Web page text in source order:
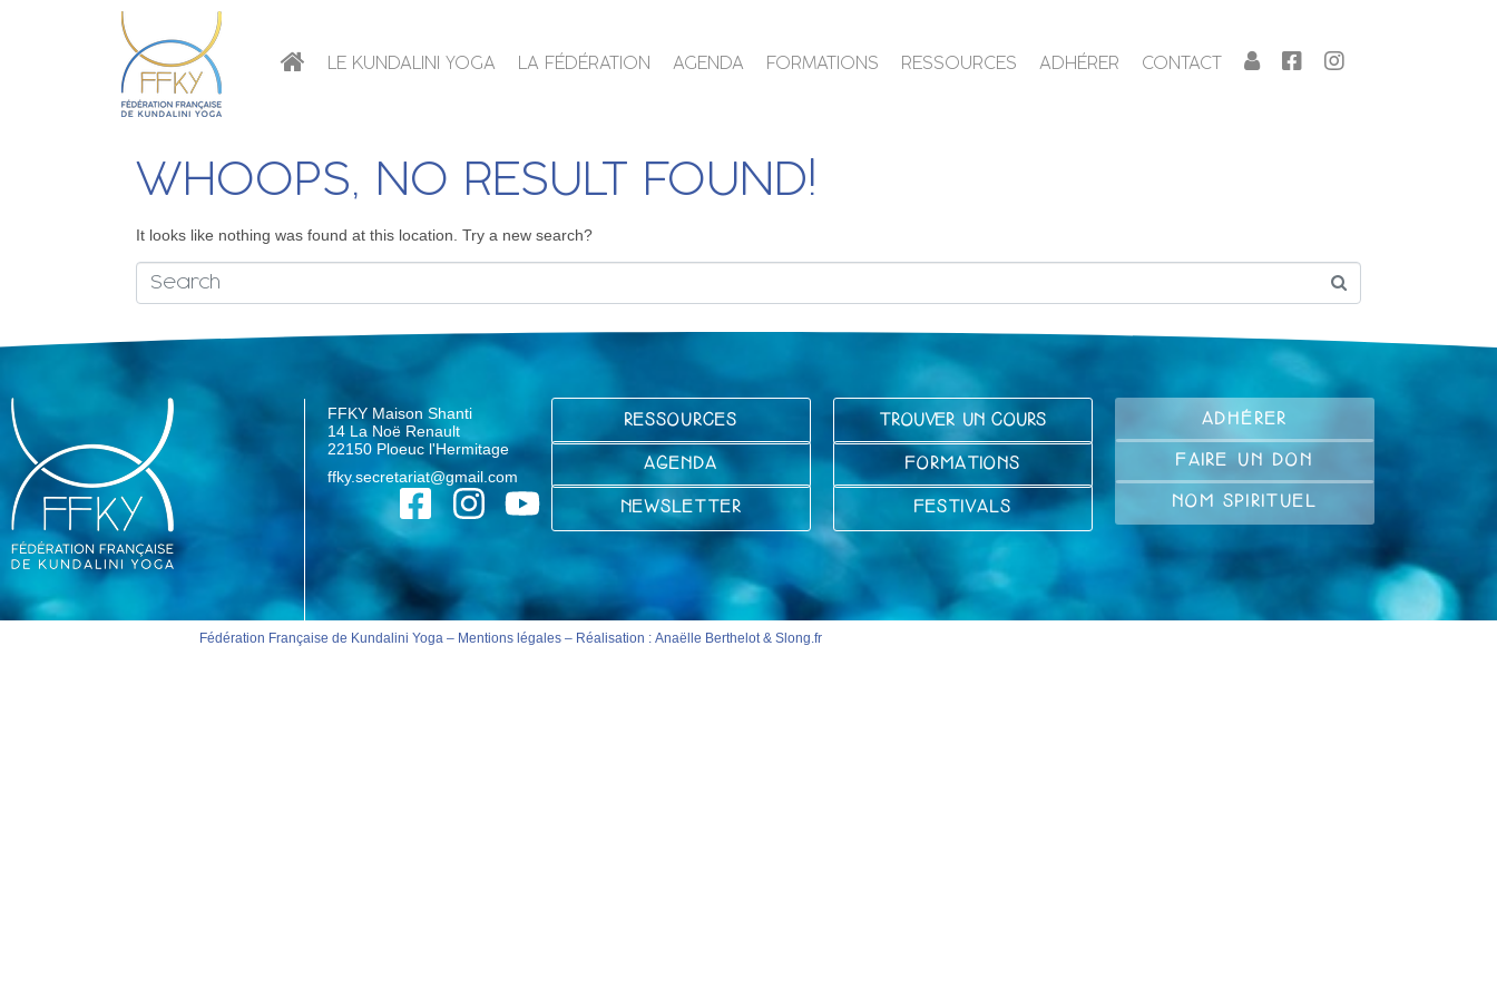
LE KUNDALINI YOGA LA FÉDÉRATION AGENDA FORMATIONS RESSOURCES ADHÉRER CONTACT
WHOOPS, NO RESULT FOUND!
It looks like nothing was found at this location. Try a new search?
FFKY Maison Shanti
14 La Noë Renault
22150 Ploeuc l'Hermitage
ffky.secretariat@gmail.com
RESSOURCES
AGENDA
NEWSLETTER
TROUVER UN COURS
FORMATIONS
FESTIVALS
ADHÉRER
FAIRE UN DON
NOM SPIRITUEL
Fédération Française de Kundalini Yoga – Mentions légales– Réalisation : Anaëlle Berthelot& Slong.fr